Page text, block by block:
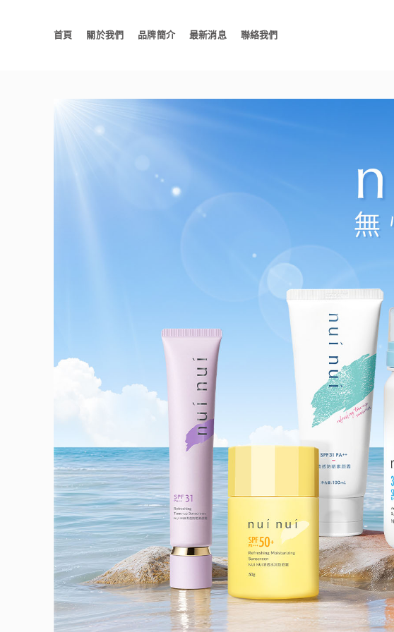
首頁 關於我們 品牌簡介 最新消息 聯絡我們